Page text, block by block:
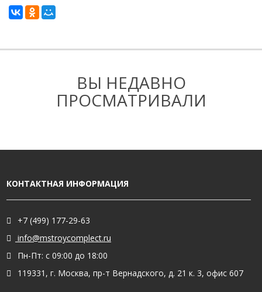
ВЫ НЕДАВНО
ПРОСМАТРИВАЛИ
КОНТАКТНАЯ ИНФОРМАЦИЯ
+7 (499) 177-29-63
info@mstroycomplect.ru
Пн-Пт: с 09:00 до 18:00
119331, г. Москва, пр-т Вернадского, д. 21 к. 3, офис 607